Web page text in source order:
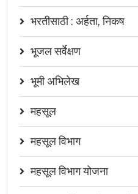
भरतीसाठी : अर्हता, निकष
भूजल सर्वेक्षण
भूमी अभिलेख
महसूल
महसूल विभाग
महसूल विभाग योजना